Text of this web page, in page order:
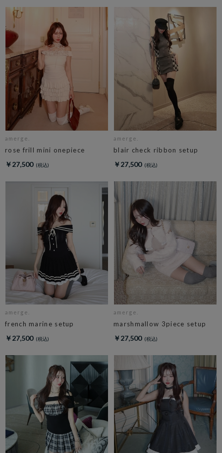
amerge.
rose frill mini onepiece
￥27,500
amerge.
blair check ribbon setup
￥27,500
amerge.
french marine setup
￥27,500
amerge.
marshmallow 3piece setup
￥27,500